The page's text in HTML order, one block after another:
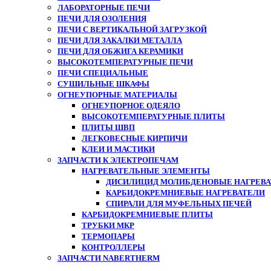
ЛАБОРАТОРНЫЕ ПЕЧИ
ПЕЧИ ДЛЯ ОЗОЛЕНИЯ
ПЕЧИ С ВЕРТИКАЛЬНОЙ ЗАГРУЗКОЙ
ПЕЧИ ДЛЯ ЗАКАЛКИ МЕТАЛЛА
ПЕЧИ ДЛЯ ОБЖИГА КЕРАМИКИ
ВЫСОКОТЕМПЕРАТУРНЫЕ ПЕЧИ
ПЕЧИ СПЕЦИАЛЬНЫЕ
СУШИЛЬНЫЕ ШКАФЫ
ОГНЕУПОРНЫЕ МАТЕРИАЛЫ
ОГНЕУПОРНОЕ ОДЕЯЛО
ВЫСОКОТЕМПЕРАТУРНЫЕ ПЛИТЫ
ПЛИТЫ ШВП
ЛЕГКОВЕСНЫЕ КИРПИЧИ
КЛЕИ И МАСТИКИ
ЗАПЧАСТИ К ЭЛЕКТРОПЕЧАМ
НАГРЕВАТЕЛЬНЫЕ ЭЛЕМЕНТЫ
ДИСИЛИЦИД МОЛИБДЕНОВЫЕ
КАРБИДОКРЕМНИЕВЫЕ НАГРЕВАТЕЛИ
СПИРАЛИ ДЛЯ МУФЕЛЬНЫХ ПЕЧЕЙ
КАРБИДОКРЕМНИЕВЫЕ ПЛИТЫ
ТРУБКИ МКР
ТЕРМОПАРЫ
КОНТРОЛЛЕРЫ
ЗАПЧАСТИ NABERTHERM